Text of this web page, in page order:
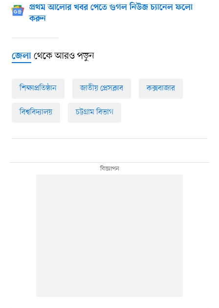
প্রথম আলোর খবর পেতে গুগল নিউজ চ্যানেল ফলো
করুন
জেলাথেকে আরও পড়ুন
শিক্ষাপ্রতিষ্ঠান জাতীয় প্রেসক্লাব কক্সবাজার
বিশ্ববিদ্যালয় চট্টগ্রাম বিভাগ